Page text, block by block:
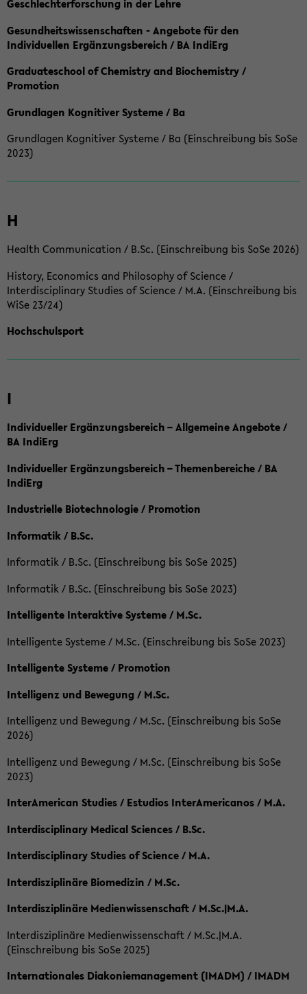
Geschlechterforschung in der Lehre
Gesundheitswissenschaften - Angebote für den
Individuellen Ergänzungsbereich / BA IndiErg
Graduateschool of Chemistry and Biochemistry /
Promotion
Grundlagen Kognitiver Systeme / Ba
Grundlagen Kognitiver Systeme / Ba (Einschreibung bis SoSe
2023)
H
Health Communication / B.Sc. (Einschreibung bis SoSe 2026)
History, Economics and Philosophy of Science /
Interdisciplinary Studies of Science / M.A. (Einschreibung bis
WiSe 23/24)
Hochschulsport
I
Individueller Ergänzungsbereich – Allgemeine Angebote /
BA IndiErg
Individueller Ergänzungsbereich – Themenbereiche / BA
IndiErg
Industrielle Biotechnologie / Promotion
Informatik / B.Sc.
Informatik / B.Sc. (Einschreibung bis SoSe 2025)
Informatik / B.Sc. (Einschreibung bis SoSe 2023)
Intelligente Interaktive Systeme / M.Sc.
Intelligente Systeme / M.Sc. (Einschreibung bis SoSe 2023)
Intelligente Systeme / Promotion
Intelligenz und Bewegung / M.Sc.
Intelligenz und Bewegung / M.Sc. (Einschreibung bis SoSe
2026)
Intelligenz und Bewegung / M.Sc. (Einschreibung bis SoSe
2023)
InterAmerican Studies / Estudios InterAmericanos / M.A.
Interdisciplinary Medical Sciences / B.Sc.
Interdisciplinary Studies of Science / M.A.
Interdisziplinäre Biomedizin / M.Sc.
Interdisziplinäre Medienwissenschaft / M.Sc.|M.A.
Interdisziplinäre Medienwissenschaft / M.Sc.|M.A.
(Einschreibung bis SoSe 2025)
Internationales Diakoniemanagement (IMADM) / IMADM